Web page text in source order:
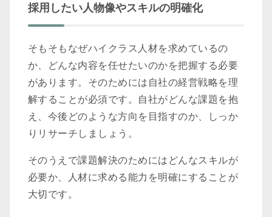
採用したい人物像やスキルの明確化
そもそもなぜハイクラス人材を求めているの
か、どんな内容を任せたいのかを把握する必要
があります。そのためには自社の経営戦略を理
解することが必須です。自社がどんな課題を抱
え、今後どのような方向を目指すのか、しっか
りリサーチしましょう。
そのうえで課題解決のためにはどんなスキルが
必要か、人材に求める能力を明確にすることが
大切です。